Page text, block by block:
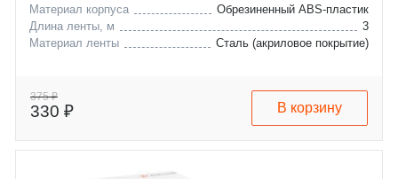
Материал корпуса
Обрезиненный ABS-пластик
Длина ленты, м
3
Материал ленты
Сталь (акриловое покрытие)
375 ₽
330 ₽ В корзину